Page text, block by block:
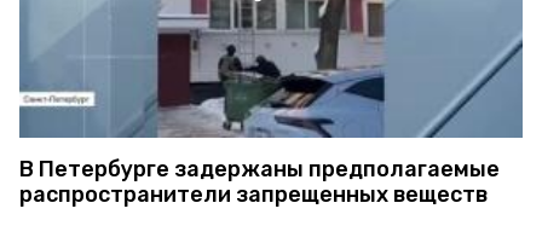
В Петербурге задержаны предполагаемые
распространители запрещенных веществ